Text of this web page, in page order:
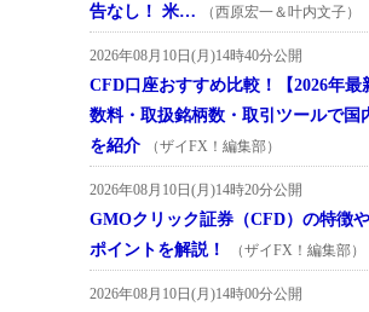
告なし！ 米…
（西原宏一＆叶内文子）
2026年08月10日(月)14時40分公開
CFD口座おすすめ比較！【2026年最
数料・取扱銘柄数・取引ツールで国
を紹介
（ザイFX！編集部）
2026年08月10日(月)14時20分公開
GMOクリック証券（CFD）の特徴
ポイントを解説！
（ザイFX！編集部）
2026年08月10日(月)14時00分公開